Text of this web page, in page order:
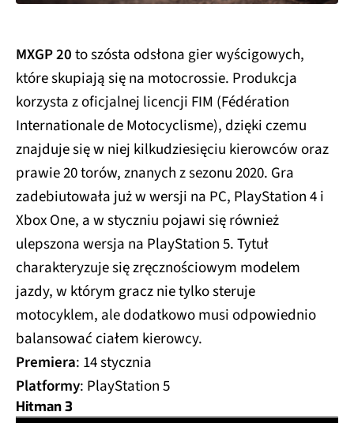
MXGP 20to szósta odsłona gier wyścigowych,
które skupiają się na motocrossie. Produkcja
korzysta z oficjalnej licencji FIM (Fédération
Internationale de Motocyclisme), dzięki czemu
znajduje się w niej kilkudziesięciu kierowców oraz
prawie 20 torów, znanych z sezonu 2020. Gra
zadebiutowała już w wersji na PC, PlayStation 4 i
Xbox One, a w styczniu pojawi się również
ulepszona wersja na PlayStation 5. Tytuł
charakteryzuje się zręcznościowym modelem
jazdy, w którym gracz nie tylko steruje
motocyklem, ale dodatkowo musi odpowiednio
balansować ciałem kierowcy.
Premiera: 14 stycznia
Platformy: PlayStation 5
Hitman 3